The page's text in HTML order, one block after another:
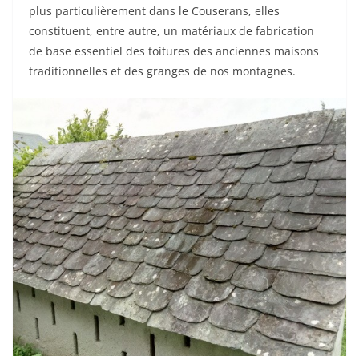
plus particulièrement dans le Couserans, elles
constituent, entre autre, un matériaux de fabrication
de base essentiel des toitures des anciennes maisons
traditionnelles et des granges de nos montagnes.